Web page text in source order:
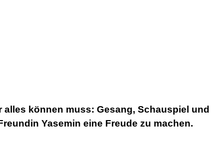
können muss: Gesang, Schauspiel und
Yasemin eine Freude zu machen.